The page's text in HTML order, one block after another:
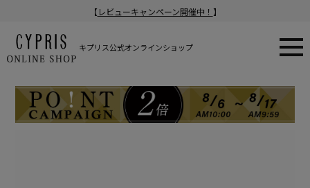
【 レビューキャンペーン開催中！ 】
キプリス公式オンラインショップ